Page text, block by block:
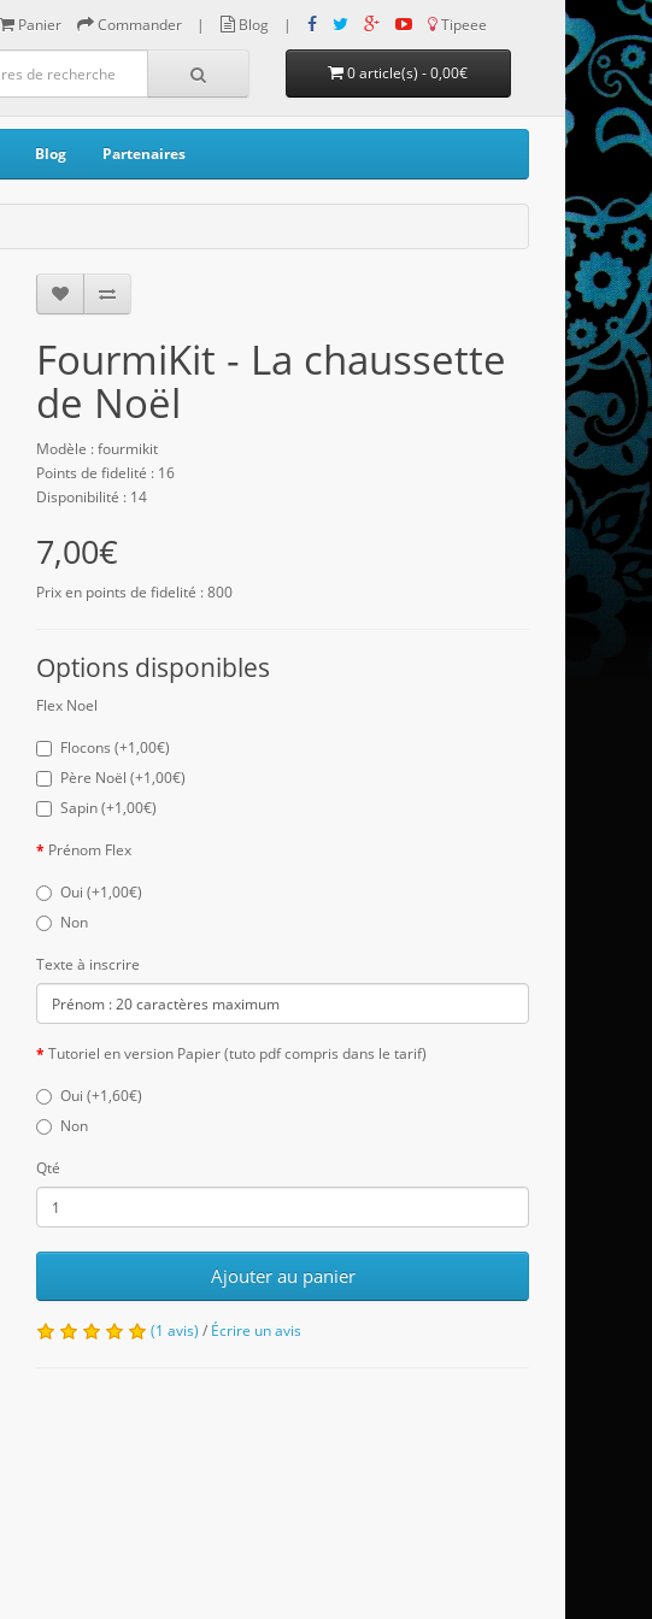
Panier Commander | Blog | Tipeee
0 article(s) - 0,00€
Blog Partenaires
FourmiKit - La chaussette
de Noël
Modèle : fourmikit
Points de fidelité : 16
Disponibilité : 14
7,00€
Prix en points de fidelité : 800
Options disponibles
Flex Noel
Flocons (+1,00€)
Père Noël (+1,00€)
Sapin (+1,00€)
Prénom Flex
Oui (+1,00€)
Non
Texte à inscrire
Tutoriel en version Papier (tuto pdf compris dans le tarif)
Oui (+1,60€)
Non
Qté
Ajouter au panier
(1 avis) / Écrire un avis